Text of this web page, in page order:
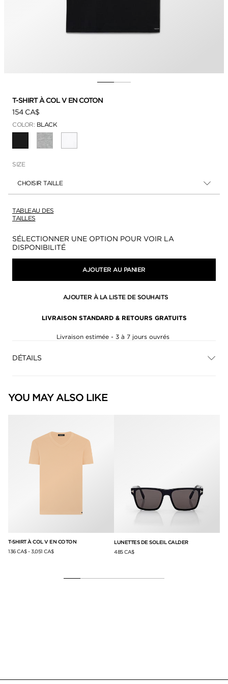
T-SHIRT À COL V EN COTON
154 CA$
COLOR: BLACK
SÉLECTIONNÉ
SIZE
CHOISIR TAILLE
TABLEAU DES
TAILLES
Disponibilité:
SÉLECTIONNER UNE OPTION POUR VOIR LA
DISPONIBILITÉ
AJOUTER AU PANIER
AJOUTER À LA LISTE DE SOUHAITS
LIVRAISON STANDARD & RETOURS GRATUITS
Livraison estimée - 3 à 7 jours ouvrés
DÉTAILS
YOU MAY ALSO LIKE
T-SHIRT À COL V EN COTON
136 CA$-3,051 CA$
LUNETTES DE SOLEIL CALDER
485 CA$